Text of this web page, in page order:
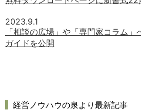
2023.9.1
「相談の広場」や「専門家コラム
ガイドを公開
経営ノウハウの泉より最新記事